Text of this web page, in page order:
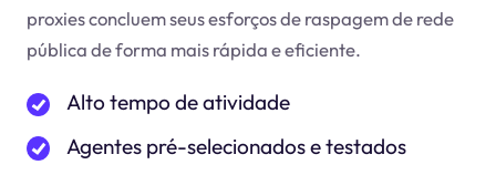
proxies concluem seus esforços de raspagem de rede
pública de forma mais rápida e eficiente.
Alto tempo de atividade
Agentes pré-selecionados e testados